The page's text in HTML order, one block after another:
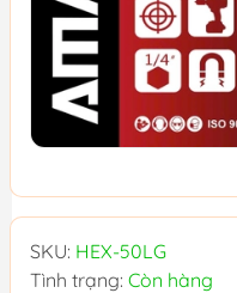
SKU: HEX-50LG
Tình trạng: Còn hàng